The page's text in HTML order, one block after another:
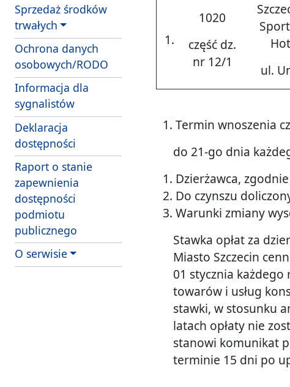
Sprzedaż środków
trwałych
Ochrona danych
osobowych/RODO
Informacja dla
sygnalistów
Deklaracja
dostępności
Raport o stanie
zapewnienia
dostępności
podmiotu
publicznego
O serwisie
1.
1020
część dz.
nr 12/1
ul.
Termin wnoszenia
do 21-go dnia
Dzierżawca,
Do czynszu
Warunki zmiany
Stawka opłat za
Miasto Szczecin
01 stycznia
towarów i usług
stawki, w stosunku
latach opłaty nie
stanowi komunikat
terminie 15 dni po